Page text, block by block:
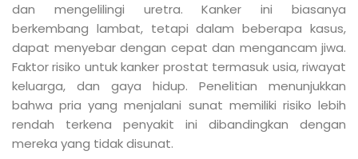
dan mengelilingi uretra. Kanker ini biasanya
berkembang lambat, tetapi dalam beberapa kasus,
dapat menyebar dengan cepat dan mengancam jiwa.
Faktor risiko untuk kanker prostat termasuk usia, riwayat
keluarga, dan gaya hidup. Penelitian menunjukkan
bahwa pria yang menjalani sunat memiliki risiko lebih
rendah terkena penyakit ini dibandingkan dengan
mereka yang tidak disunat.